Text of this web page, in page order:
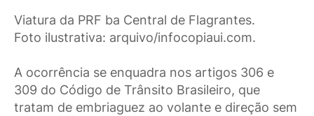
Viatura da PRF ba Central de Flagrantes.
Foto ilustrativa: arquivo/infocopiaui.com.
A ocorrência se enquadra nos artigos 306 e
309 do Código de Trânsito Brasileiro, que
tratam de embriaguez ao volante e direção sem